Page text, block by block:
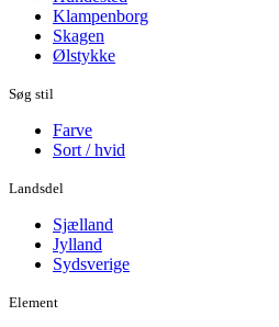
Klampenborg
Skagen
Ølstykke
Søg stil
Farve
Sort / hvid
Landsdel
Sjælland
Jylland
Sydsverige
Element